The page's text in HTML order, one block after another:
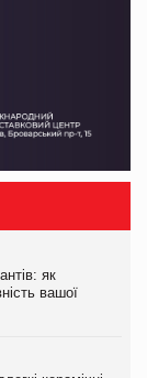
як
вашої